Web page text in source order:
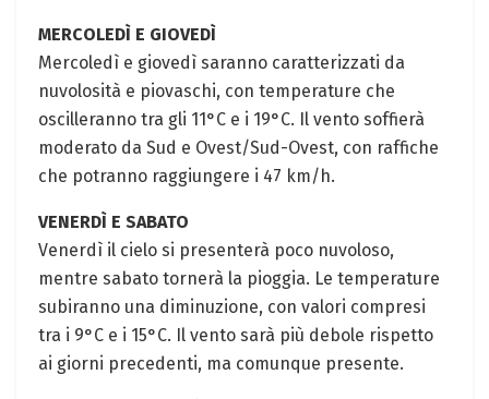
MERCOLEDÌ E GIOVEDÌ
Mercoledì e giovedì saranno caratterizzati da
nuvolosità e piovaschi, con temperature che
oscilleranno tra gli 11°C e i 19°C. Il vento soffierà
moderato da Sud e Ovest/Sud-Ovest, con raffiche
che potranno raggiungere i 47 km/h.
VENERDÌ E SABATO
Venerdì il cielo si presenterà poco nuvoloso,
mentre sabato tornerà la pioggia. Le temperature
subiranno una diminuzione, con valori compresi
tra i 9°C e i 15°C. Il vento sarà più debole rispetto
ai giorni precedenti, ma comunque presente.